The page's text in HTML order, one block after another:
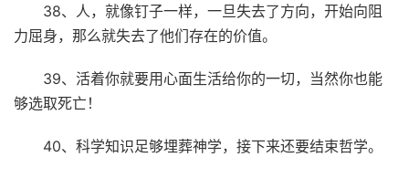
38、人，就像钉子一样，一旦失去了方向，开始向阻
力屈身，那么就失去了他们存在的价值。
39、活着你就要用心面生活给你的一切，当然你也能
够选取死亡！
40、科学知识足够埋葬神学，接下来还要结束哲学。